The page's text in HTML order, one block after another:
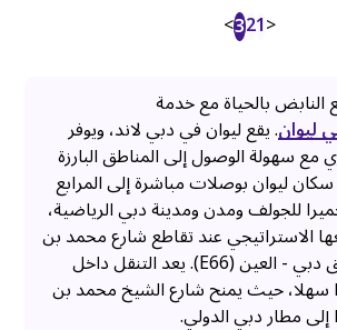
<
1
2
3
>
بالحياة مع خدمة
ليوان. يقع ليوان في دبي لاند، ويوفر
سهولة الوصول إلى المناطق البارزة
ليوان بوصلات مباشرة إلى المرابع
للجولف ومدن ومدينة دبي الرياضية،
الاستراتيجي عند تقاطع شارع محمد بن
زايد (E311) وطريق دبي - العين (E66). يعد التنقل داخل
سهلا، حيث يمنح شارع الشيخ محمد بن
إلى مطار دبي الدولي.